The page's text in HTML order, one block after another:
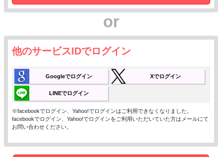
心がすーっと浄化されていくような
感覚になります。
桜や藤のライトアップ、
イルミネーションの幻想的な景色は、
まるで別世界に来たようで、
昼間とは違う美しさに
思わず見とれてしまいます。
どちらも気分転換になって、
愛犬との時間
くっついてきます♡
or
他のサービスIDでログイン
Googleでログイン Xでログイン
LINEでログイン
※facebookでログイン、Yahoo!でログインはご利用できなくなりました。
facebookでログイン、Yahoo!でログインをご利用いただいていた方はメールにて
お問い合わせください。